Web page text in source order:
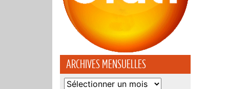
ARCHIVES MENSUELLES
Archives